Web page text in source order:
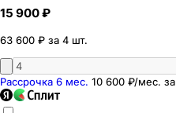
15 900 ₽
63 600 ₽ за 4 шт.
Рассрочка 6 мес. 10 600 ₽/мес. за